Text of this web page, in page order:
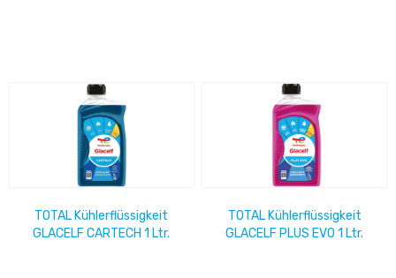
TOTAL Kühlerflüssigkeit
GLACELF CARTECH 1 Ltr.
TOTAL Kühlerflüssigkeit
GLACELF PLUS EVO 1 Ltr.